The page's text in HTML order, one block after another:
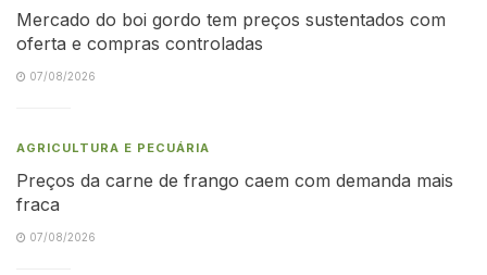
Mercado do boi gordo tem preços sustentados com
oferta e compras controladas
07/08/2026
AGRICULTURA E PECUÁRIA
Preços da carne de frango caem com demanda mais
fraca
07/08/2026